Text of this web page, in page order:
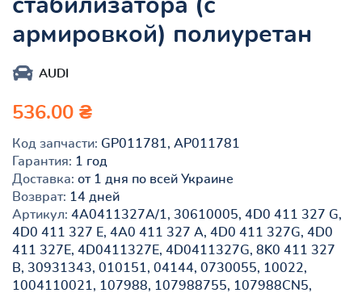
стабилизатора (с
армировкой) полиуретан
AUDI
536.00 ₴
Код запчасти: GP011781, AP011781
Гарантия: 1 год
Доставка: от 1 дня по всей Украине
Возврат: 14 дней
Артикул: 4A0411327A/1, 30610005, 4D0 411 327 G,
4D0 411 327 E, 4A0 411 327 A, 4D0 411 327G, 4D0
411 327E, 4D0411327E, 4D0411327G, 8K0 411 327
B, 30931343, 010151, 04144, 0730055, 10022,
1004110021, 107988, 107988755, 107988CN5,